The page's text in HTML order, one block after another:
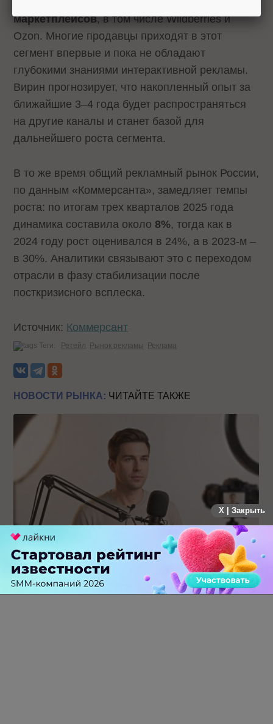
маркетплейсов, в том числе Wildberries и
Ozon. Многие продавцы приходят в этот
сегмент впервые и пока не обладают
глубокими знаниями интерактивной рекламы.
Вирин прогнозирует, что накопленный опыт за
ближайшие 3–4 года будет распространяться
на другие каналы и станет базой для
дальнейшего роста сегмента.
В то же время общий рекламный рынок России,
по данным «Коммерсанта», замедляет темпы
роста: по итогам трех кварталов 2025 года
динамика составила около 8%, тогда как в
2024 году рост оценивался в 24%, а в 2023-м –
в 30%. Аналитики связывают это с переходом
отрасли в фазу стабилизации после
посткризисного всплеска.
Источник: Коммерсант
Теги: Ретейл Рынок рекламы Реклама
НОВОСТИ РЫНКА: ЧИТАЙТЕ ТАКЖЕ
Российский рынок инфлюенс-маркетинга вошел в фазу
стагнации после нескольких лет роста
X | Закрыть